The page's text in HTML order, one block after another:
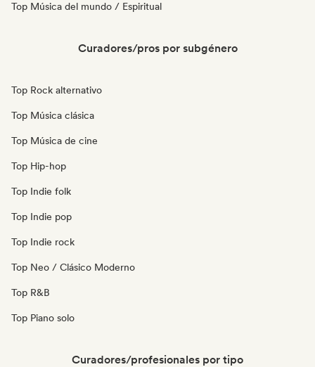
Top Música del mundo / Espiritual
Curadores/pros por subgénero
Top Rock alternativo
Top Música clásica
Top Música de cine
Top Hip-hop
Top Indie folk
Top Indie pop
Top Indie rock
Top Neo / Clásico Moderno
Top R&B
Top Piano solo
Curadores/profesionales por tipo